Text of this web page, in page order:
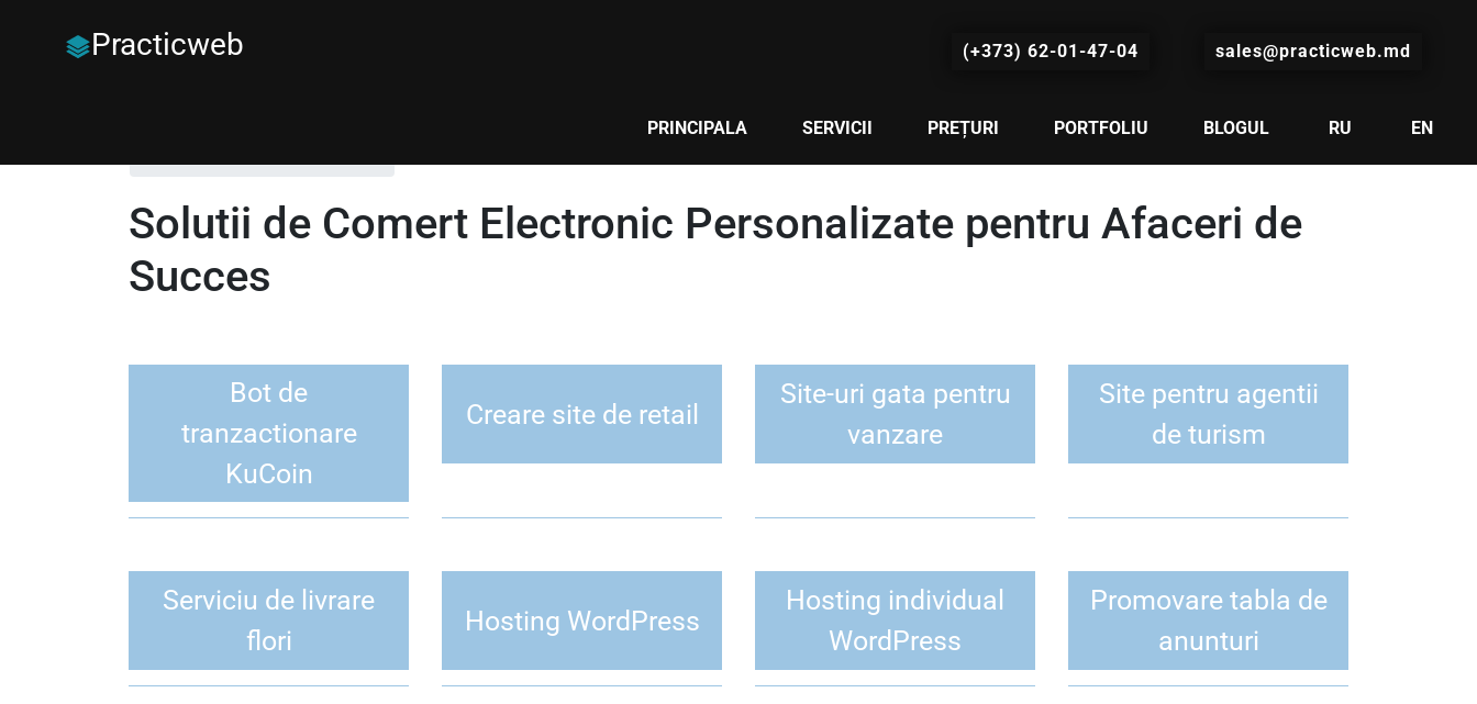
Practicweb sales@practicweb.md
(+373) 62-01-47-04
PRINCIPALA SERVICII PREȚURI PORTFOLIU BLOGUL RU EN
Solutii de Comert Electronic Personalizate pentru Afaceri de
Succes
Bot de
tranzactionare
KuCoin
Creare site de retail
Site-uri gata pentru
vanzare
Site pentru agentii
de turism
Serviciu de livrare
flori
Hosting WordPress
Hosting individual
WordPress
Promovare tabla de
anunturi